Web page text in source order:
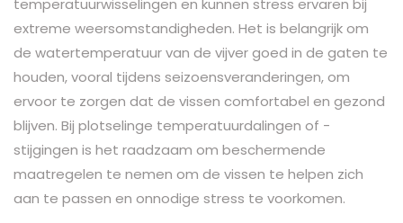
temperatuurwisselingen en kunnen stress ervaren bij
extreme weersomstandigheden. Het is belangrijk om
de watertemperatuur van de vijver goed in de gaten te
houden, vooral tijdens seizoensveranderingen, om
ervoor te zorgen dat de vissen comfortabel en gezond
blijven. Bij plotselinge temperatuurdalingen of -
stijgingen is het raadzaam om beschermende
maatregelen te nemen om de vissen te helpen zich
aan te passen en onnodige stress te voorkomen.